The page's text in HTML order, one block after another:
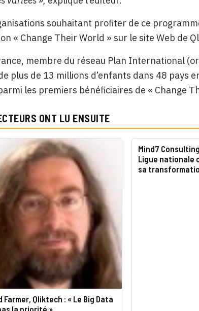
souhaitant profiter de ce
« Change Their World » sur le site Web de
membre du réseau Plan International
plus de 13 millions d’enfants dans 48 pays
les premiers bénéficiaires de « Change
ONT LU ENSUITE
Farmer, Qliktech : « Le Big Data
la priorité »
Mind7
Ligue nationale
sa